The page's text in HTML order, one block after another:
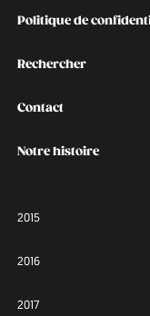
Politique de
Rechercher
Contact
Notre histoire
2015
2016
2017